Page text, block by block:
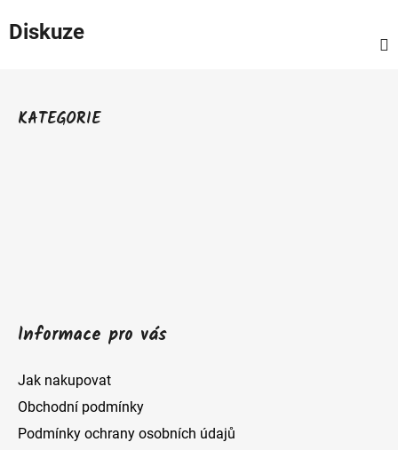
Diskuze
KATEGORIE
Informace pro vás
Jak nakupovat
Obchodní podmínky
Podmínky ochrany osobních údajů